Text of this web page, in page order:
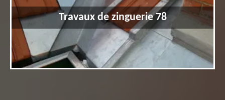
Travaux de zinguerie 78